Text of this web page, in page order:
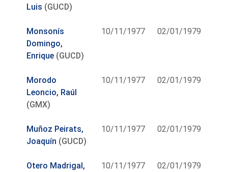
Luis (GUCD)
Monsonís
Domingo,
Enrique (GUCD)
10/11/1977 02/01/1979
Morodo
Leoncio, Raúl
(GMX)
10/11/1977 02/01/1979
Muñoz Peirats,
Joaquín (GUCD)
10/11/1977 02/01/1979
Otero Madrigal,
10/11/1977 02/01/1979